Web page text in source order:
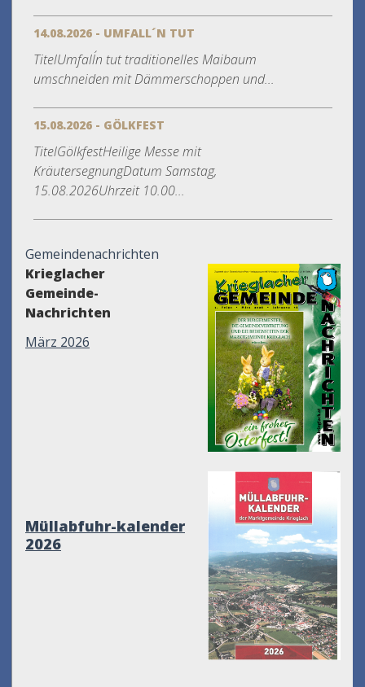
14.08.2026 - UMFALL´N TUT
TitelUmfall´n tut traditionelles Maibaum
umschneiden mit Dämmerschoppen und...
15.08.2026 - GÖLKFEST
TitelGölkfestHeilige Messe mit
KräutersegnungDatum Samstag,
15.08.2026Uhrzeit 10.00...
Gemeindenachrichten
Krieglacher
Gemeinde-
Nachrichten
März 2026
Müllabfuhr-kalender
2026